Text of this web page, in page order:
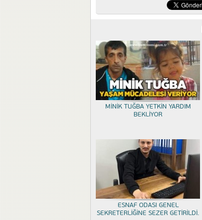
MİNİK TUĞBA YETKİN YARDIM
BEKLİYOR
ESNAF ODASI GENEL
SEKRETERLİĞİNE SEZER GETİRİLDİ.